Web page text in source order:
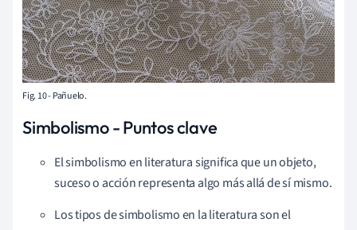
Fig. 10 - Pañuelo.
Simbolismo - Puntos clave
El simbolismo en literatura significa que un objeto,
suceso o acción representa algo más allá de sí mismo.
Los tipos de simbolismo en la literatura son el